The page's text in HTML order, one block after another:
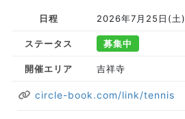
日程 2026年7月25日(土)
ステータス 募集中
開催エリア 吉祥寺
circle-book.com/link/tennis